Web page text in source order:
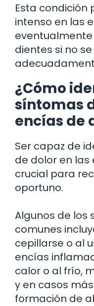
Esta condición
intenso en las
dientes si no
¿Cómo
síntomas
encías de
Ser capaz de
de dolor en las
crucial para
oportuno.
Algunos de los
comunes
cepillarse o al
encías
calor o al frío,
y en casos
formación de